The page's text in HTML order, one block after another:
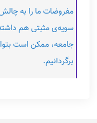
مفروضات ما را به
سویه‌ی مثبتی هم
جامعه، ممکن است
برگردانیم.